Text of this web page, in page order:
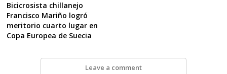
Bicicrosista chillanejo
Francisco Mariño logró
meritorio cuarto lugar en
Copa Europea de Suecia
Leave a comment